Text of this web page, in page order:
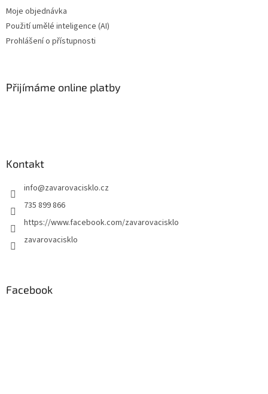
Moje objednávka
Použití umělé inteligence (AI)
Prohlášení o přístupnosti
Přijímáme online platby
Kontakt
info@zavarovacisklo.cz
735 899 866
https://www.facebook.com/zavarovacisklo
zavarovacisklo
Facebook